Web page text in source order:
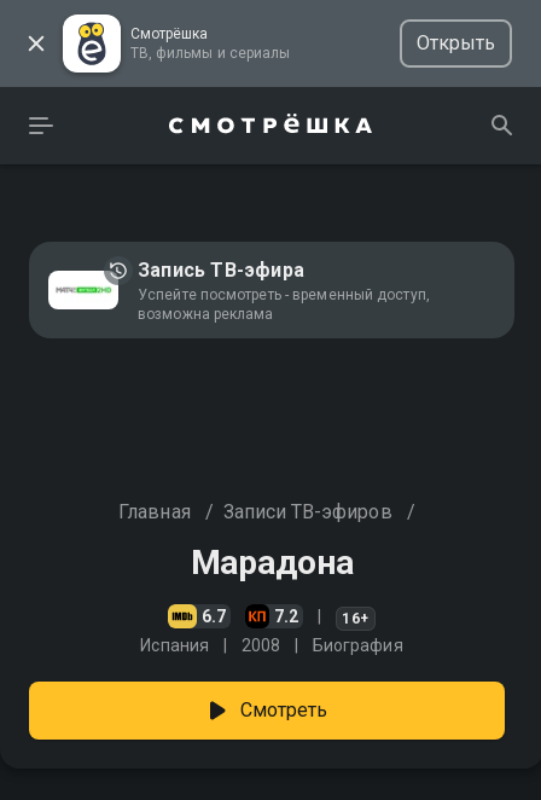
Смотрёшка
ТВ, фильмы и сериалы
Открыть
Запись ТВ-эфира
Успейте посмотреть - временный доступ,
возможна реклама
Главная / Записи ТВ-эфиров /
Марадона
6.7 7.2 16+
Испания 2008 Биография
Смотреть